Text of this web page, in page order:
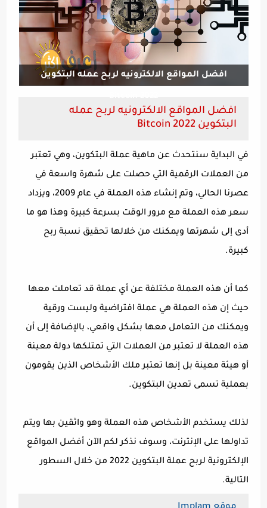
افضل المواقع الالكترونيه لربح عمله البتكوين
افضل المواقع الالكترونيه لربح عمله
البتكوين Bitcoin 2022
في البداية سنتحدث عن ماهية عملة البتكوين، وهي تعتبر
من العملات الرقمية التي حصلت على شهرة واسعة في
عصرنا الحالي، وتم إنشاء هذه العملة في عام 2009، ويزداد
سعر هذه العملة مع مرور الوقت بسرعة كبيرة وهذا هو ما
أدى إلى شهرتها ويمكنك من خلالها تحقيق نسبة ربح
كبيرة.
كما أن هذه العملة مختلفة عن أي عملة قد تعاملت معها
حيث إن هذه العملة هي عملة افتراضية وليست ورقية
ويمكنك من التعامل معها بشكل واقعي، بالإضافة إلى أن
هذه العملة لا تعتبر من العملات التي تمتلكها دولة معينة
أو هيئة معينة بل إنها تعتبر ملك الأشخاص الذين يقومون
بعملية تسمى تعدين البتكوين.
لذلك يستخدم الأشخاص هذه العملة وهو واثقين بها ويتم
تداولها على الإنترنت، وسوف نذكر لكم الآن أفضل المواقع
الإلكترونية لربح عملة البتكوين 2022 من خلال السطور
التالية.